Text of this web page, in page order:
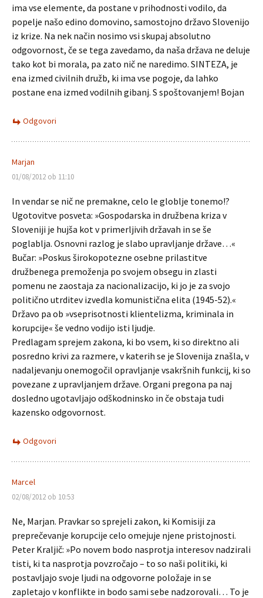
ima vse elemente, da postane v prihodnosti vodilo, da
popelje našo edino domovino, samostojno državo Slovenijo
iz krize. Na nek način nosimo vsi skupaj absolutno
odgovornost, če se tega zavedamo, da naša država ne deluje
tako kot bi morala, pa zato nič ne naredimo. SINTEZA, je
ena izmed civilnih družb, ki ima vse pogoje, da lahko
postane ena izmed vodilnih gibanj. S spoštovanjem! Bojan
Odgovori
Marjan
01/08/2012 ob 11:10
In vendar se nič ne premakne, celo le globlje tonemo!?
Ugotovitve posveta: »Gospodarska in družbena kriza v
Sloveniji je hujša kot v primerljivih državah in se še
poglablja. Osnovni razlog je slabo upravljanje države…«
Bučar: »Poskus širokopotezne osebne prilastitve
družbenega premoženja po svojem obsegu in zlasti
pomenu ne zaostaja za nacionalizacijo, ki jo je za svojo
politično utrditev izvedla komunistična elita (1945-52).«
Državo pa ob »vseprisotnosti klientelizma, kriminala in
korupcije« še vedno vodijo isti ljudje.
Predlagam sprejem zakona, ki bo vsem, ki so direktno ali
posredno krivi za razmere, v katerih se je Slovenija znašla, v
nadaljevanju onemogočil opravljanje vsakršnih funkcij, ki so
povezane z upravljanjem države. Organi pregona pa naj
dosledno ugotavljajo odškodninsko in če obstaja tudi
kazensko odgovornost.
Odgovori
Marcel
02/08/2012 ob 10:53
Ne, Marjan. Pravkar so sprejeli zakon, ki Komisiji za
preprečevanje korupcije celo omejuje njene pristojnosti.
Peter Kraljič: »Po novem bodo nasprotja interesov nadzirali
tisti, ki ta nasprotja povzročajo – to so naši politiki, ki
postavljajo svoje ljudi na odgovorne položaje in se
zapletajo v konflikte in bodo sami sebe nadzorovali… To je